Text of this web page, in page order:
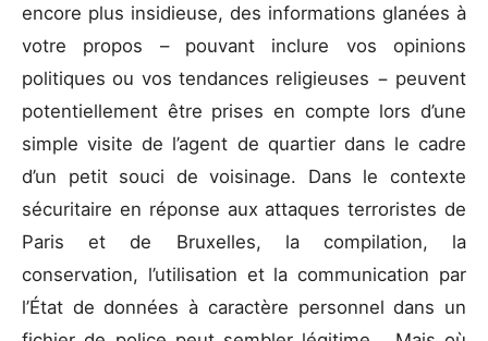
encore plus insidieuse, des informations glanées à
votre propos – pouvant inclure vos opinions
politiques ou vos tendances religieuses − peuvent
potentiellement être prises en compte lors d’une
simple visite de l’agent de quartier dans le cadre
d’un petit souci de voisinage. Dans le contexte
sécuritaire en réponse aux attaques terroristes de
Paris et de Bruxelles, la compilation, la
conservation, l’utilisation et la communication par
l’État de données à caractère personnel dans un